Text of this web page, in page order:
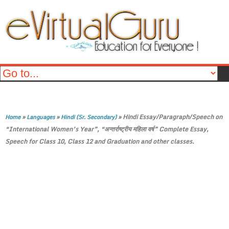
Home»Languages»Hindi (Sr. Secondary)»Hindi Essay/Paragraph/Speech on
“International Women’s Year”, “अन्तर्राष्ट्रीय महिला वर्ष” Complete Essay,
Speech for Class 10, Class 12 and Graduation and other classes.